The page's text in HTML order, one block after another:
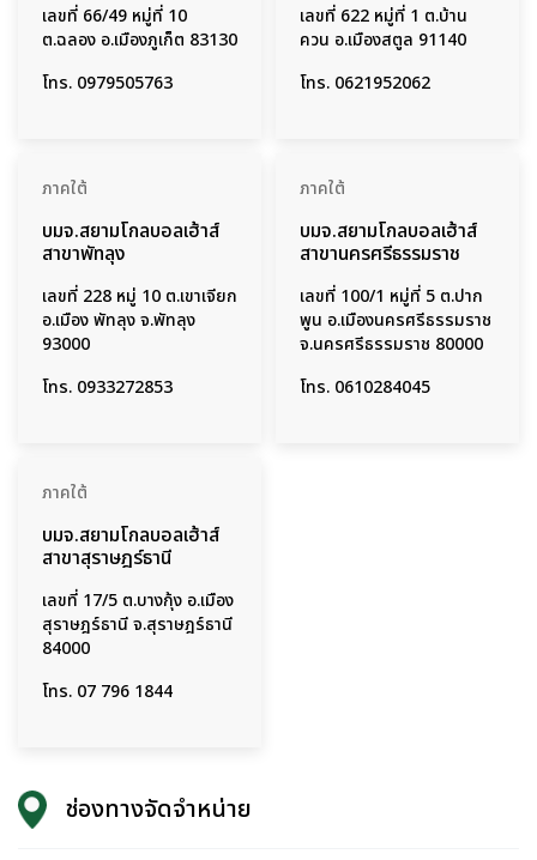
เลขที่ 66/49 หมู่ที่ 10
ต.ฉลอง อ.เมืองภูเก็ต 83130
โทร. 0979505763
เลขที่ 622 หมู่ที่ 1 ต.บ้าน
ควน อ.เมืองสตูล 91140
โทร. 0621952062
ภาคใต้
บมจ.สยามโกลบอลเฮ้าส์
สาขาพัทลุง
เลขที่ 228 หมู่ 10 ต.เขาเจียก
อ.เมือง พัทลุง จ.พัทลุง
93000
โทร. 0933272853
ภาคใต้
บมจ.สยามโกลบอลเฮ้าส์
สาขานครศรีธรรมราช
เลขที่ 100/1 หมู่ที่ 5 ต.ปาก
พูน อ.เมืองนครศรีธรรมราช
จ.นครศรีธรรมราช 80000
โทร. 0610284045
ภาคใต้
บมจ.สยามโกลบอลเฮ้าส์
สาขาสุราษฎร์ธานี
เลขที่ 17/5 ต.บางกุ้ง อ.เมือง
สุราษฎร์ธานี จ.สุราษฎร์ธานี
84000
โทร. 07 796 1844
ช่องทางจัดจำหน่าย